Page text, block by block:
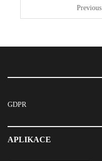
Previous
GDPR
APLIKACE